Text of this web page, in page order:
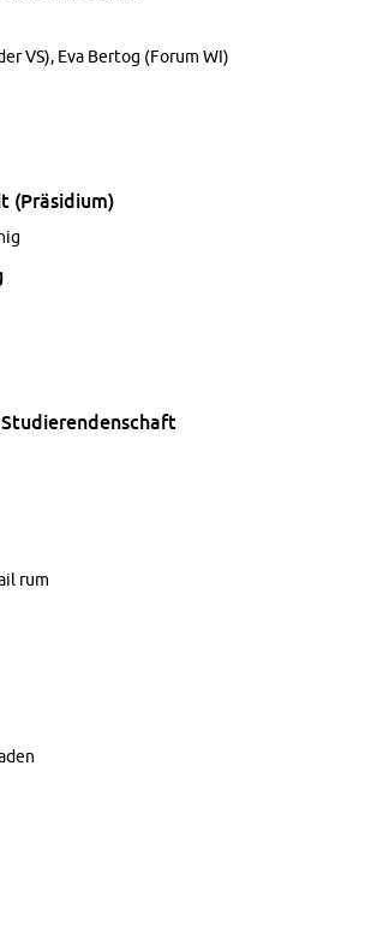
VS), Eva Ber­tog (Forum WI)
(Prä­si­di­um)
rum